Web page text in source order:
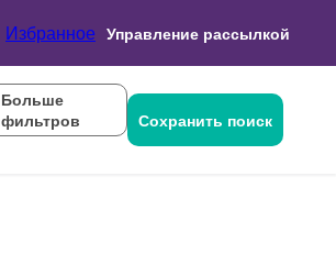
Избранное Управление рассылкой
Больше
фильтров
Сохранить поиск